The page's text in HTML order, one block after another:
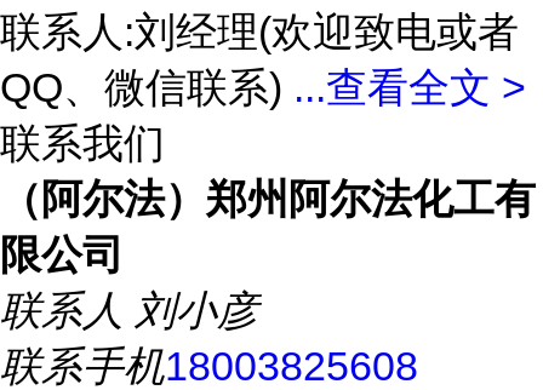
联系人:刘经理(欢迎致电或者
QQ、微信联系) ...查看全文 >
联系我们
（阿尔法）郑州阿尔法化工有
限公司
联系人 刘小彦
联系手机18003825608